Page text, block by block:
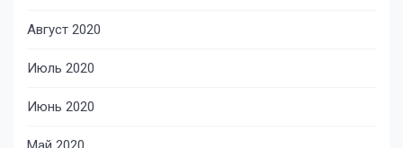
Август 2020
Июль 2020
Июнь 2020